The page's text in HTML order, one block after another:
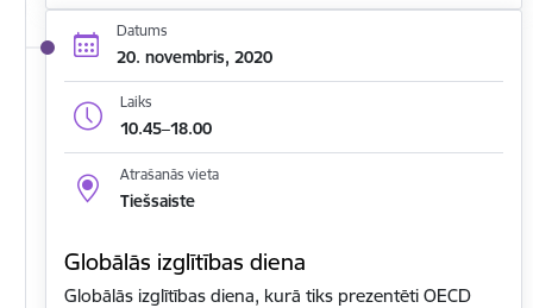
Datums
20. novembris, 2020
Laiks
10.45–18.00
Atrašanās vieta
Tiešsaiste
Globālās izglītības diena
Globālās izglītības diena, kurā tiks prezentēti OECD